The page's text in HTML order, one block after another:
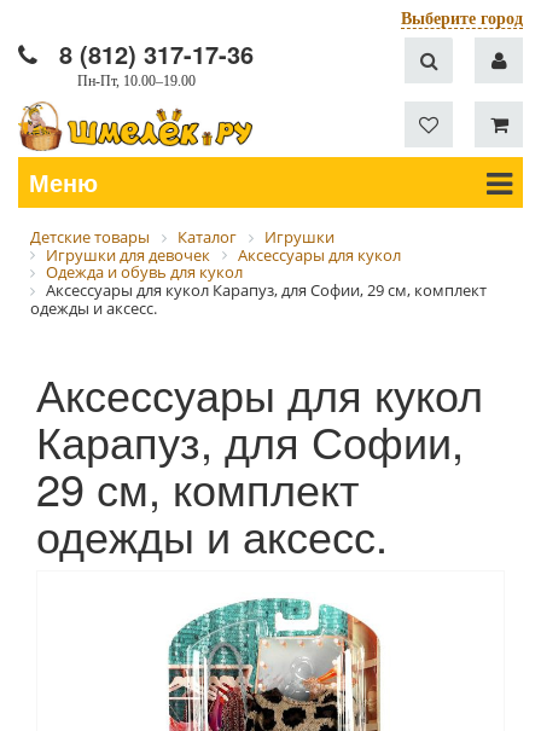
Выберите город
8 (812) 317-17-36
Пн-Пт, 10.00–19.00
Меню
Детские товары Каталог
Игрушки
Игрушки для девочек
Аксессуары для кукол
Одежда и обувь для кукол
Аксессуары для кукол Карапуз, для Софии, 29 см, комплект
одежды и аксесс.
Аксессуары для кукол
Карапуз, для Софии,
29 см, комплект
одежды и аксесс.